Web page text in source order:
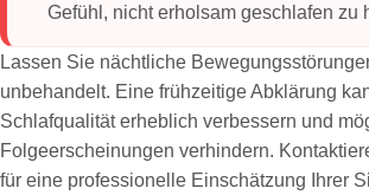
Gefühl, nicht erholsam geschlafen zu
Lassen Sie nächtliche
unbehandelt. Eine frühzeitige Abklärung
Schlafqualität erheblich verbessern und
Folgeerscheinungen verhindern.
für eine professionelle Einschätzung Ihrer